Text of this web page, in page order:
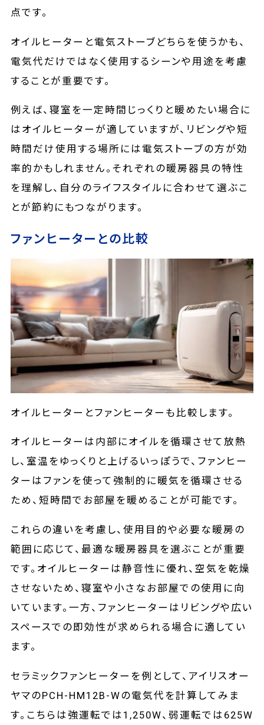
点です。
オイルヒーターと電気ストーブどちらを使うかも、
電気代だけではなく使用するシーンや用途を考慮
することが重要です。
例えば、寝室を一定時間じっくりと暖めたい場合に
はオイルヒーターが適していますが、リビングや短
時間だけ使用する場所には電気ストーブの方が効
率的かもしれません。それぞれの暖房器具の特性
を理解し、自分のライフスタイルに合わせて選ぶこ
とが節約にもつながります。
ファンヒーターとの比較
オイルヒーターとファンヒーターも比較します。
オイルヒーターは内部にオイルを循環させて放熱
し、室温をゆっくりと上げるいっぽうで、ファンヒー
ターはファンを使って強制的に暖気を循環させる
ため、短時間でお部屋を暖めることが可能です。
これらの違いを考慮し、使用目的や必要な暖房の
範囲に応じて、最適な暖房器具を選ぶことが重要
です。オイルヒーターは静音性に優れ、空気を乾燥
させないため、寝室や小さなお部屋での使用に向
いています。一方、ファンヒーターはリビングや広い
スペースでの即効性が求められる場合に適してい
ます。
セラミックファンヒーターを例として、アイリスオー
ヤマのPCH-HM12B-Wの電気代を計算してみま
す。こちらは強運転では1,250W、弱運転では625W